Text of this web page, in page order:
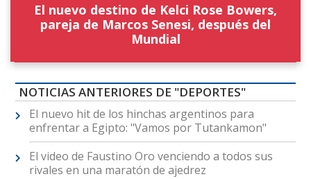
El nuevo destino de Kelci Rose Bowers,
pareja de Marcos Senesi, después del
Mundial
NOTICIAS ANTERIORES DE "DEPORTES"
El nuevo hit de los hinchas argentinos para
enfrentar a Egipto: "Vamos por Tutankamon"
El video de Faustino Oro venciendo a todos sus
rivales en una maratón de ajedrez